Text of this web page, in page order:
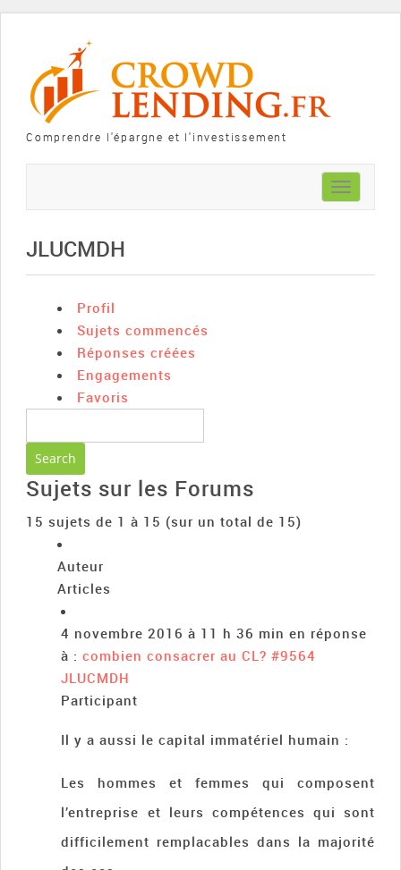
Comprendre l'épargne et l'investissement
Toggle
navigation
JLUCMDH
Profil
Sujets commencés
Réponses créées
Engagements
Favoris
Sujets sur les Forums
15 sujets de 1 à 15 (sur un total de 15)
Auteur
Articles
4 novembre 2016 à 11 h 36 min en réponse
à :combien consacrer au CL? #9564
JLUCMDH
Participant
Il y a aussi le capital immatériel humain :
Les hommes et femmes qui composent
l’entreprise et leurs compétences qui sont
difficilement remplacables dans la majorité